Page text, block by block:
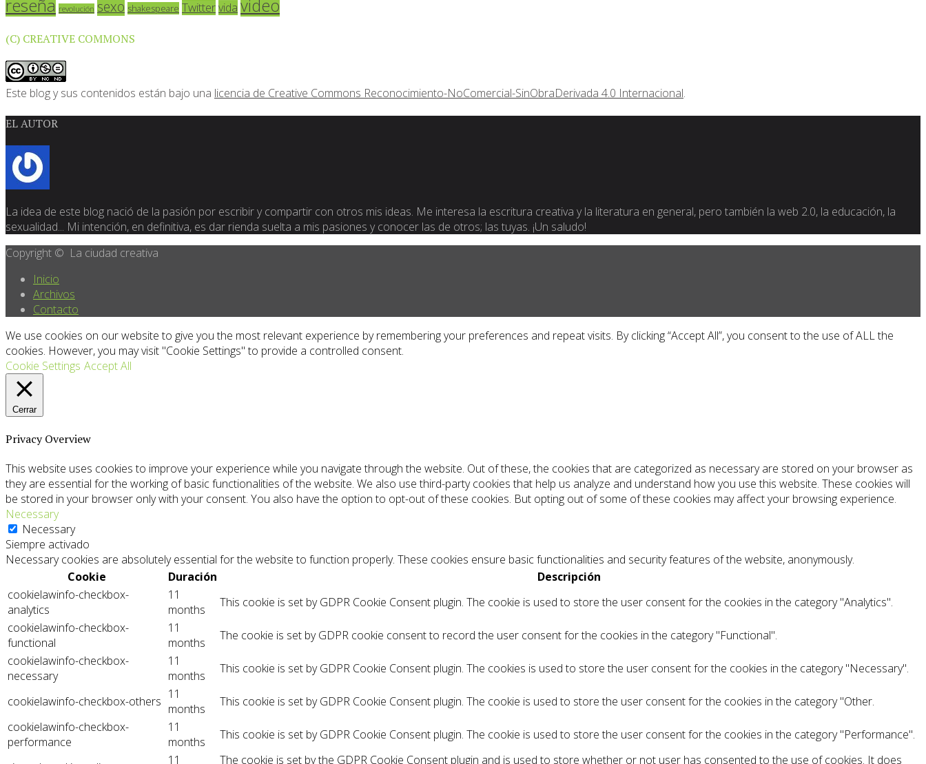
reseña revolución sexo shakespeare Twittervida video
(C) CREATIVE COMMONS
Este blog y sus contenidos están bajo una licencia de Creative Commons Reconocimiento-NoComercial-SinObraDerivada 4.0 Internacional.
EL AUTOR
La idea de este blog nació de la pasión por escribir y compartir con otros mis ideas. Me interesa la escritura creativa y la literatura en general, pero también la web 2.0, la educación, la
sexualidad... Mi intención, en definitiva, es dar rienda suelta a mis pasiones y conocer las de otros; las tuyas. ¡Un saludo!
Copyright © La ciudad creativa
Inicio
Archivos
Contacto
We use cookies on our website to give you the most relevant experience by remembering your preferences and repeat visits. By clicking “Accept All”, you consent to the use of ALL the
cookies. However, you may visit "Cookie Settings" to provide a controlled consent.
Cookie Settings Accept All
Cerrar
Privacy Overview
This website uses cookies to improve your experience while you navigate through the website. Out of these, the cookies that are categorized as necessary are stored on your browser as
they are essential for the working of basic functionalities of the website. We also use third-party cookies that help us analyze and understand how you use this website. These cookies will
be stored in your browser only with your consent. You also have the option to opt-out of these cookies. But opting out of some of these cookies may affect your browsing experience.
Necessary
Necessary
Siempre activado
Necessary cookies are absolutely essential for the website to function properly. These cookies ensure basic functionalities and security features of the website, anonymously.
Cookie
Duración
Descripción
cookielawinfo-checkbox-
analytics
11
months
This cookie is set by GDPR Cookie Consent plugin. The cookie is used to store the user consent for the cookies in the category "Analytics".
cookielawinfo-checkbox-
functional
11
months
The cookie is set by GDPR cookie consent to record the user consent for the cookies in the category "Functional".
cookielawinfo-checkbox-
necessary
11
months
This cookie is set by GDPR Cookie Consent plugin. The cookies is used to store the user consent for the cookies in the category "Necessary".
cookielawinfo-checkbox-others 11
months
This cookie is set by GDPR Cookie Consent plugin. The cookie is used to store the user consent for the cookies in the category "Other.
cookielawinfo-checkbox-
performance
11
months
This cookie is set by GDPR Cookie Consent plugin. The cookie is used to store the user consent for the cookies in the category "Performance".
11 The cookie is set by the GDPR Cookie Consent plugin and is used to store whether or not user has consented to the use of cookies. It does